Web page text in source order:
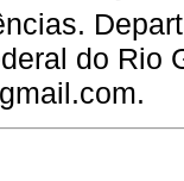
do Rio